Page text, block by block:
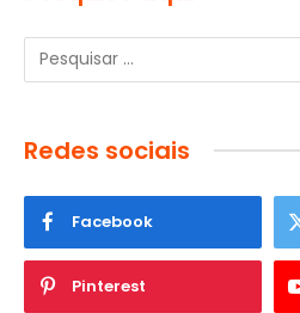
Redes sociais
Facebook
Pinterest